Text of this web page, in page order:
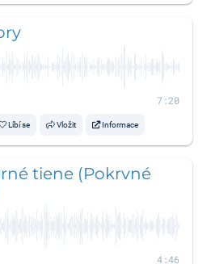
7:20
Líbí se Vložit Informace
tiene (Pokrvné
4:46